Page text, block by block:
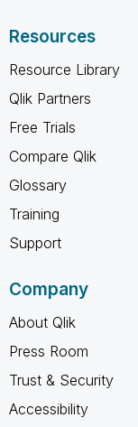
Resources
Resource Library
Qlik Partners
Free Trials
Compare Qlik
Glossary
Training
Support
Company
About Qlik
Press Room
Trust & Security
Accessibility